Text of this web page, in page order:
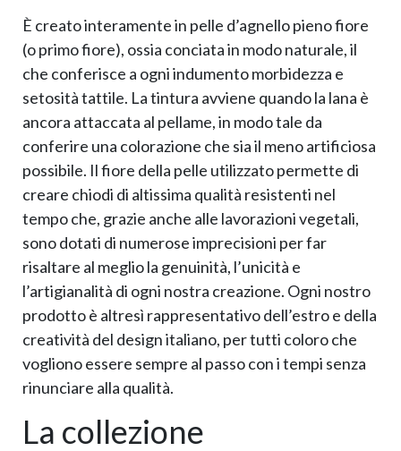
È creato interamente in pelle d’agnello pieno fiore
(o primo fiore), ossia conciata in modo naturale, il
che conferisce a ogni indumento morbidezza e
setosità tattile. La tintura avviene quando la lana è
ancora attaccata al pellame, in modo tale da
conferire una colorazione che sia il meno artificiosa
possibile. Il fiore della pelle utilizzato permette di
creare chiodi di altissima qualità resistenti nel
tempo che, grazie anche alle lavorazioni vegetali,
sono dotati di numerose imprecisioni per far
risaltare al meglio la genuinità, l’unicità e
l’artigianalità di ogni nostra creazione. Ogni nostro
prodotto è altresì rappresentativo dell’estro e della
creatività del design italiano, per tutti coloro che
vogliono essere sempre al passo con i tempi senza
rinunciare alla qualità.
La collezione